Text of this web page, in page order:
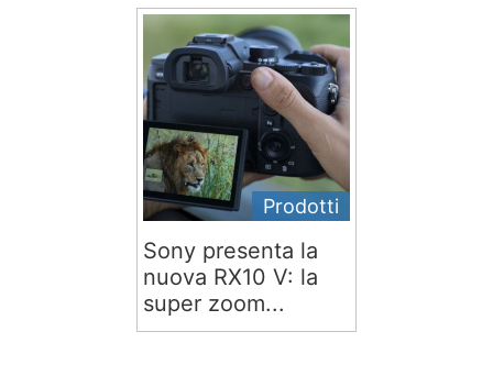
Prodotti
Sony presenta la
nuova RX10 V: la
super zoom...